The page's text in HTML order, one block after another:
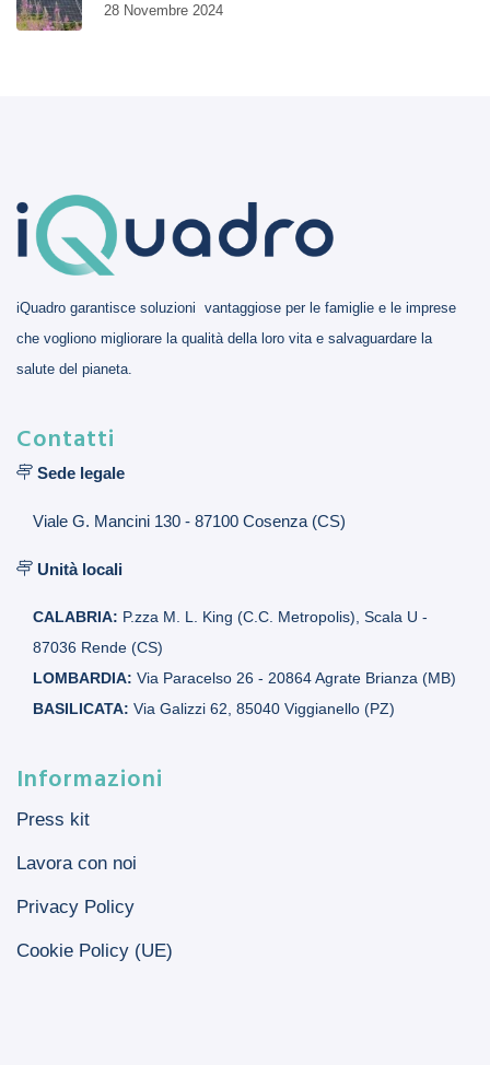
28 Novembre 2024
iQuadro garantisce soluzioni vantaggiose per le famiglie e le imprese
che vogliono migliorare la qualità della loro vita e salvaguardare la
salute del pianeta.
Contatti
Sede legale
Viale G. Mancini 130 - 87100 Cosenza (CS)
Unità locali
CALABRIA: P.zza M. L. King (C.C. Metropolis), Scala U -
87036 Rende (CS)
LOMBARDIA: Via Paracelso 26 - 20864 Agrate Brianza (MB)
BASILICATA: Via Galizzi 62, 85040 Viggianello (PZ)
Informazioni
Press kit
Lavora con noi
Privacy Policy
Cookie Policy (UE)